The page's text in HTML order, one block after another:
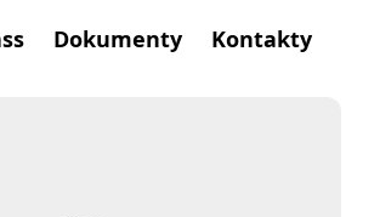
Dokumenty Kontakty